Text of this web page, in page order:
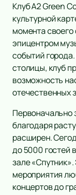
Клуб A2 Green
культурной
момента своего
эпицентром
событий
столицы, клуб
возможность
отечественных
Первоначально
благодаря
расширен.
до 5000 гостей
зале
мероприятия
концертов до